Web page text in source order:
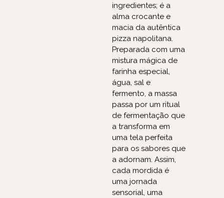
ingredientes; é a
alma crocante e
macia da autêntica
pizza napolitana.
Preparada com uma
mistura mágica de
farinha especial,
água, sal e
fermento, a massa
passa por um ritual
de fermentação que
a transforma em
uma tela perfeita
para os sabores que
a adornam. Assim,
cada mordida é
uma jornada
sensorial, uma